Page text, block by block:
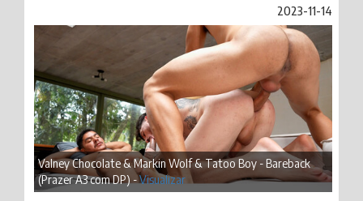
2023-11-14
Valney Chocolate & Markin Wolf & Tatoo Boy - Bareback
(Prazer A3 com DP) -Visualizar